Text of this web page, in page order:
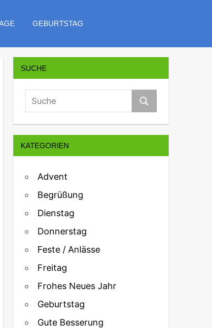
GEBURTSTAG
SUCHE
KATEGORIEN
Advent
Begrüßung
Dienstag
Donnerstag
Feste / Anlässe
Freitag
Frohes Neues Jahr
Geburtstag
Gute Besserung